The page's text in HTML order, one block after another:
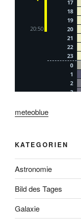
meteoblue
KATEGORIEN
Astronomie
Bild des Tages
Galaxie